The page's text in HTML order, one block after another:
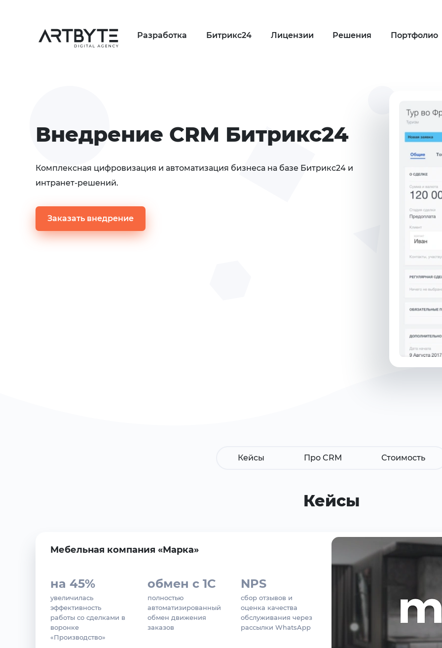
Разработка Битрикс24 Лицензии Решения Портфолио
Внедрение CRM Битрикс24
Комплексная цифровизация и автоматизация бизнеса на базе Битрикс24 и
интранет-решений.
Заказать внедрение
Кейсы Про CRM Стоимость
Кейсы
Мебельная компания «Марка»
на 45%
увеличилась
эффективность
работы со сделками в
воронке
«Производство»
обмен с 1С
полностью
автоматизированный
обмен движения
заказов
NPS
сбор отзывов и
оценка качества
обслуживания через
рассылки WhatsApp